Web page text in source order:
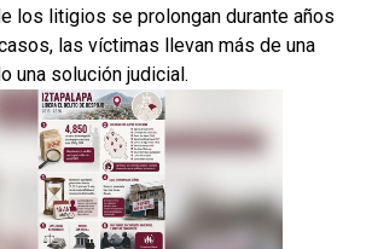
los litigios se prolongan durante años
las víctimas llevan más de una
una solución judicial.